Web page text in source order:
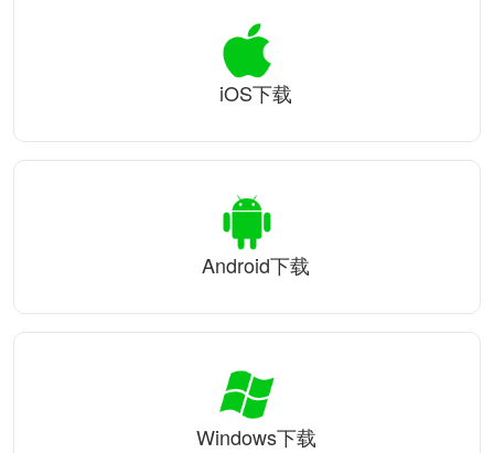
iOS下载
Android下载
Windows下载